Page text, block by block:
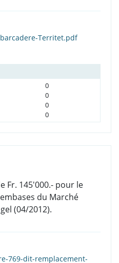
Territet.pdf
0
0
0
0
Fr. 145'000.- pour le
du Marché
(04/2012).
769-dit-remplacement-